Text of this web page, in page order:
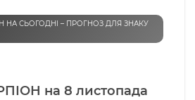
НА СЬОГОДНІ – ПРОГНОЗ ДЛЯ ЗНАКУ
на 8 листопада